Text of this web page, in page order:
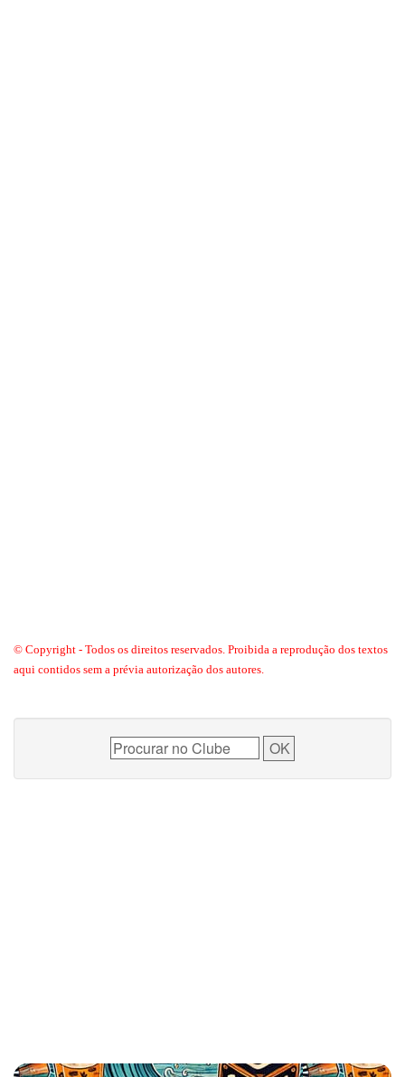
© Copyright - Todos os direitos reservados. Proibida a reprodução dos textos
aqui contidos sem a prévia autorização dos autores.